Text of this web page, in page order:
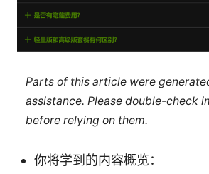
Parts of this article were
assistance. Please double-check
before relying on them.
你将学到的内容概览：